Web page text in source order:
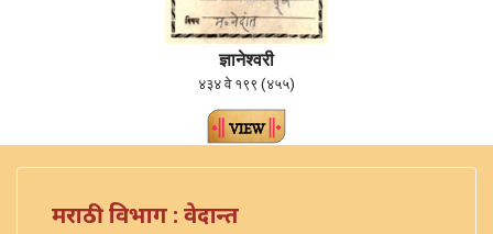
ज्ञानेश्वरी
४३४ वे १९९ (४५५)
मराठी विभाग : वेदान्त